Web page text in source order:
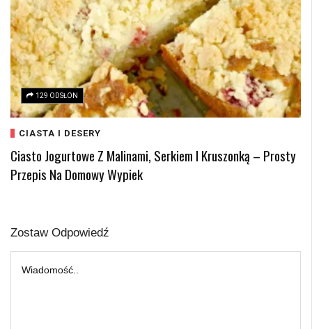
129 ODSŁON
CIASTA I DESERY
Ciasto Jogurtowe Z Malinami, Serkiem I Kruszonką – Prosty
Przepis Na Domowy Wypiek
Zostaw Odpowiedź